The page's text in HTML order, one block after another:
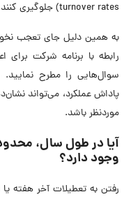
turnover rates) جلوگیری کنند.
به همین دلیل جای تعجب
رابطه با برنامه شرکت برای
سوال‌هایی را مطرح نمایید.
پاداش عملکرد، می‌تواند
موردنظر باشد.
آیا در طول سال،
وجود دارد؟
رفتن به تعطیلات آخر هفته